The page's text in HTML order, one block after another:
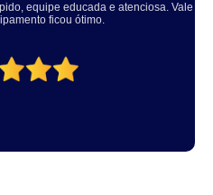
equipe educada e atenciosa. Vale
ficou ótimo.